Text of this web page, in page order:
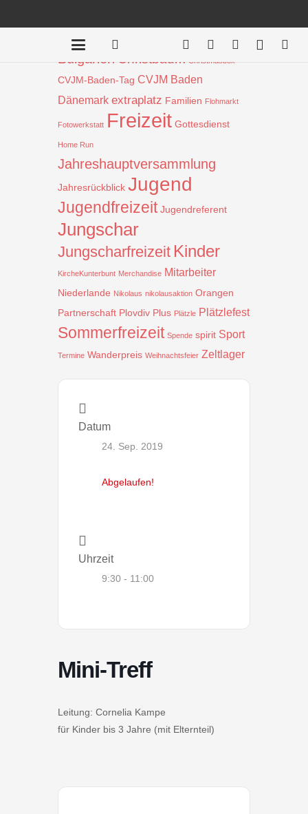
Aktion Badentreff Bauprojekt
Bulgarien Christbaum Christmasbox
CVJM-Baden-Tag CVJM Baden
Dänemark extraplatz Familien Flohmarkt
Fotowerkstatt Freizeit Gottesdienst
Home Run
Jahreshauptversammlung
Jahresrückblick Jugend
Jugendfreizeit Jugendreferent
Jungschar
Jungscharfreizeit Kinder
KircheKunterbunt Merchandise Mitarbeiter
Niederlande Nikolaus nikolausaktion Orangen
Partnerschaft Plovdiv Plus Plätzle Plätzlefest
Sommerfreizeit Spende spirit Sport
Termine Wanderpreis Weihnachtsfeier Zeltlager
Datum
24. Sep. 2019
Abgelaufen!
Uhrzeit
9:30 - 11:00
Mini-Treff
Leitung: Cornelia Kampe
für Kinder bis 3 Jahre (mit Elternteil)